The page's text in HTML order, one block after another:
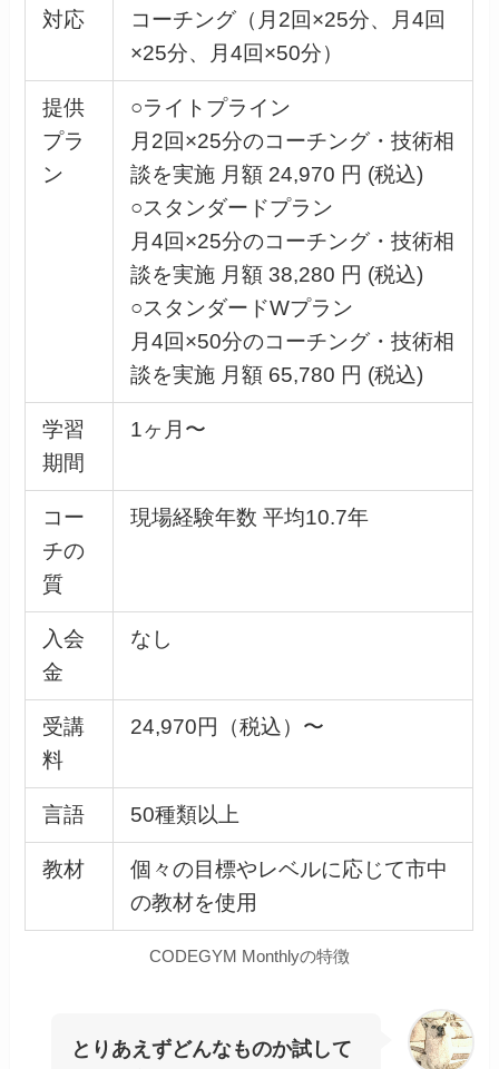
対応
コーチング（月2回×25分、月4回
×25分、月4回×50分）
提供
プラ
ン
○ライトプライン
月2回×25分のコーチング・技術相
談を実施 月額 24,970 円 (税込)
○スタンダードプラン
月4回×25分のコーチング・技術相
談を実施 月額 38,280 円 (税込)
○スタンダードWプラン
月4回×50分のコーチング・技術相
談を実施 月額 65,780 円 (税込)
学習
期間
1ヶ月〜
コー
チの
質
現場経験年数 平均10.7年
入会
金
なし
受講
料
24,970円（税込）〜
言語 50種類以上
教材
個々の目標やレベルに応じて市中
の教材を使用
CODEGYM Monthlyの特徴
とりあえずどんなものか試して